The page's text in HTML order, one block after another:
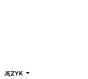
JĘZYK